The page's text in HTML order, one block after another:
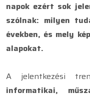
napok ezért sok
szólnak: milyen
években, és mely
alapokat.
A jelentkezési
informatikai,